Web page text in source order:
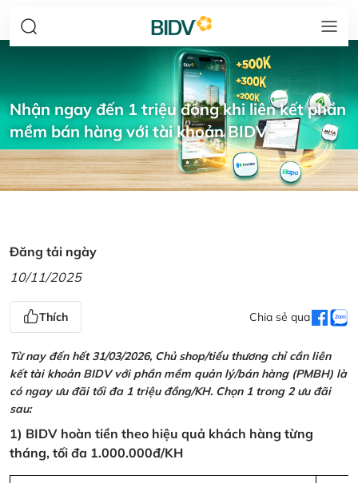
Nhận ngay đến 1 triệu đồng khi liên kết phần
mềm bán hàng với tài khoản BIDV
Đăng tải ngày
10/11/2025
Thích Chia sẻ qua
Từ nay đến hết 31/03/2026, Chủ shop/tiểu thương chỉ cần liên
kết tài khoản BIDV với phần mềm quản lý/bán hàng (PMBH) là
có ngay ưu đãi tối đa 1 triệu đồng/KH. Chọn 1 trong 2 ưu đãi
sau:
1) BIDV hoàn tiền theo hiệu quả khách hàng từng
tháng, tối đa 1.000.000đ/KH